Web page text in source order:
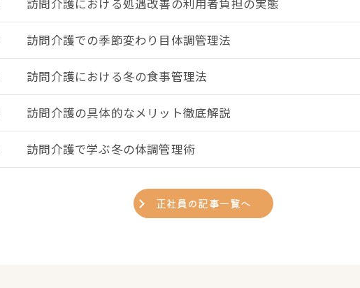
訪問介護における処遇改善の利用者負担の実態
訪問介護での季節変わり目体調管理法
訪問介護における冬の食事管理法
訪問介護の具体的なメリット徹底解説
訪問介護で学ぶ冬の体調管理術
正社員の記事一覧へ